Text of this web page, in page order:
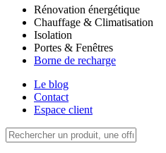
Rénovation énergétique
Chauffage & Climatisation
Isolation
Portes & Fenêtres
Borne de recharge
Le blog
Contact
Espace client